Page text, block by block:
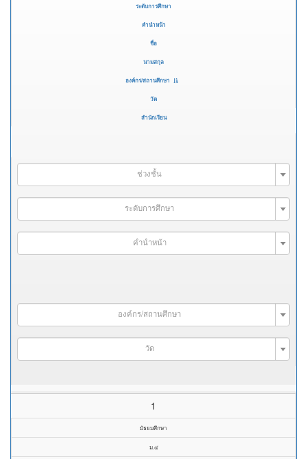
ระดับการศึกษา
คำนำหน้า
ชื่อ
นามสกุล
องค์กร/สถานศึกษา
วัด
สำนักเรียน
ช่วงชั้น
ระดับการศึกษา
คำนำหน้า
องค์กร/สถานศึกษา
วัด
1
มัธยมศึกษา
ม.๔